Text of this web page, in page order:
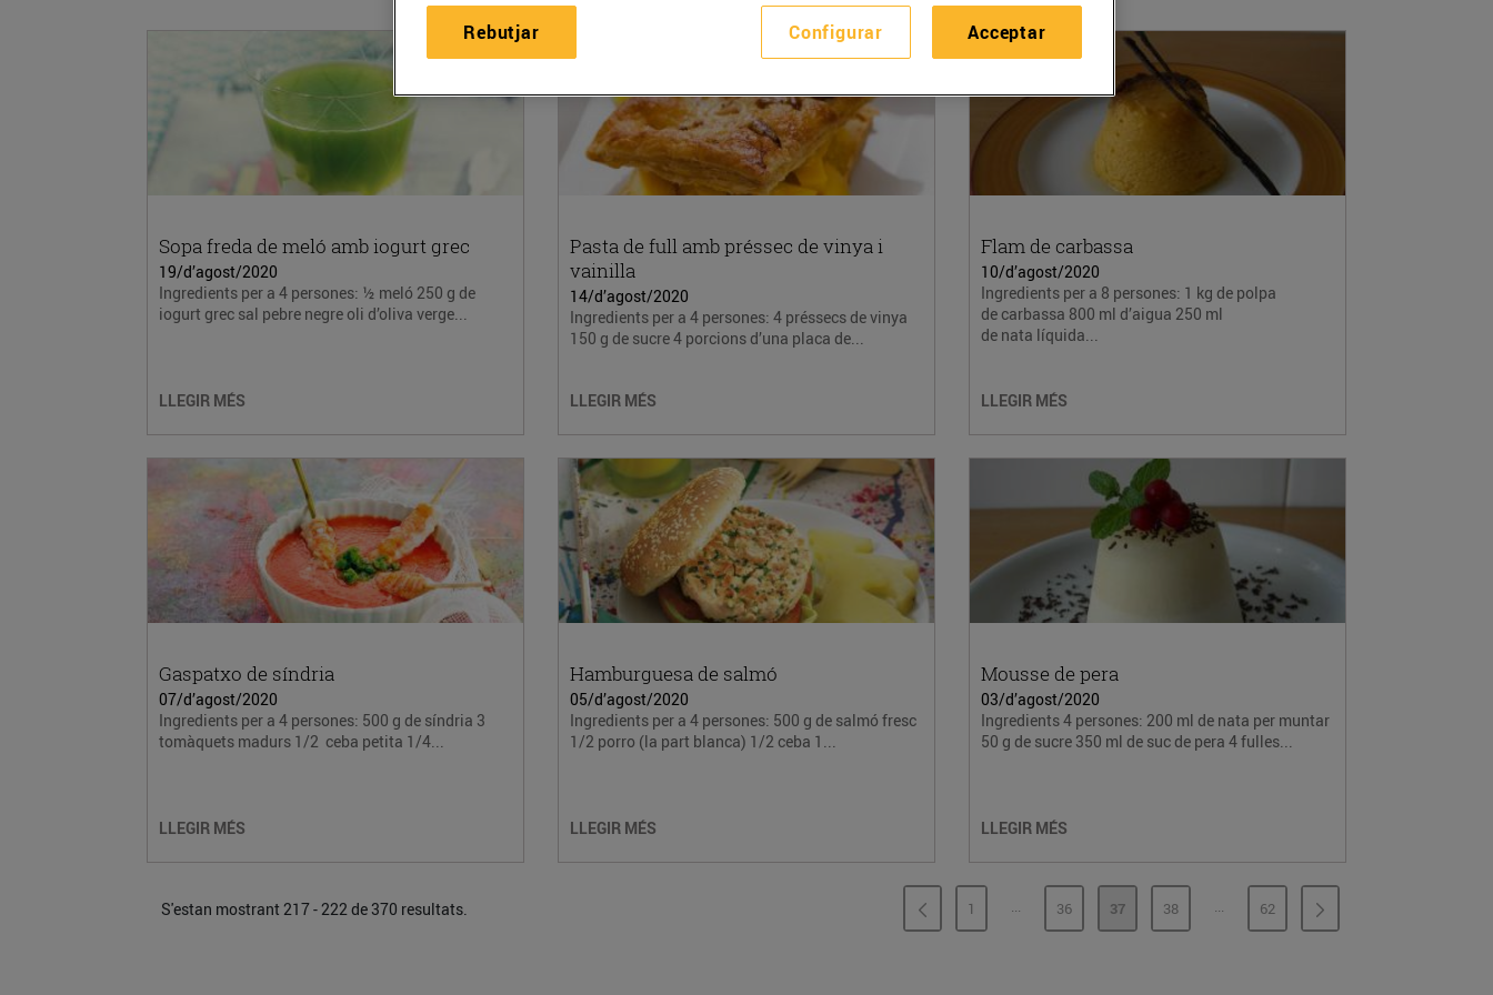
Sopa freda de meló amb iogurt grec
19/d’agost/2020
Ingredients per a 4 persones: ½ meló 250 g de
iogurt grec sal pebre negre oli d’oliva verge...
LLEGIR MÉS
Pasta de full amb préssec de vinya i
vainilla
14/d’agost/2020
Ingredients per a 4 persones: 4 préssecs de vinya
150 g de sucre 4 porcions d’una placa de...
LLEGIR MÉS
Flam de carbassa
10/d’agost/2020
Ingredients per a 8 persones: 1 kg de polpa
de carbassa 800 ml d’aigua 250 ml
de nata líquida...
LLEGIR MÉS
Gaspatxo de síndria
07/d’agost/2020
Ingredients per a 4 persones: 500 g de síndria 3
tomàquets madurs 1/2 ceba petita 1/4...
LLEGIR MÉS
Hamburguesa de salmó
05/d’agost/2020
Ingredients per a 4 persones: 500 g de salmó fresc
1/2 porro (la part blanca) 1/2 ceba 1...
LLEGIR MÉS
Mousse de pera
03/d’agost/2020
Ingredients 4 persones: 200 ml de nata per muntar
50 g de sucre 350 ml de suc de pera 4 fulles...
LLEGIR MÉS
S'estan mostrant 217 - 222 de 370 resultats. PÀGINA
1 ...PÀGINES INTERMÈDIES
PÀGINA
36 PÀGINA
37 PÀGINA
38 ...PÀGINES INTERMÈDIES
PÀGINA
62
Configurar
Rebutjar Acceptar